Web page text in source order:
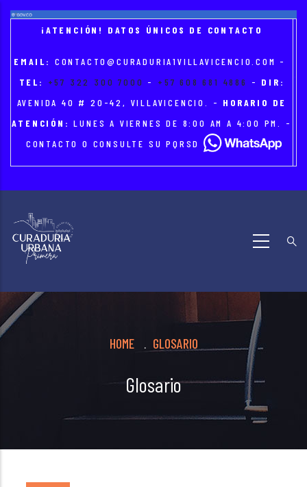
Skip
¡ATENCIÓN! DATOS ÚNICOS DE CONTACTO
EMAIL: CONTACTO@CURADURIA1VILLAVICENCIO.COM -
TEL:
+57 322 300 7000 - +57 608 681 4886 - DIR:
AVENIDA 40 # 20-42, VILLAVICENCIO. - HORARIO DE
ATENCIÓN: LUNES A VIERNES DE 8:00 AM A 4:00 PM. -
CONTACTO O CONSULTE SU PQRSD
Breadcrumb
HOME . GLOSARIO
Glosario